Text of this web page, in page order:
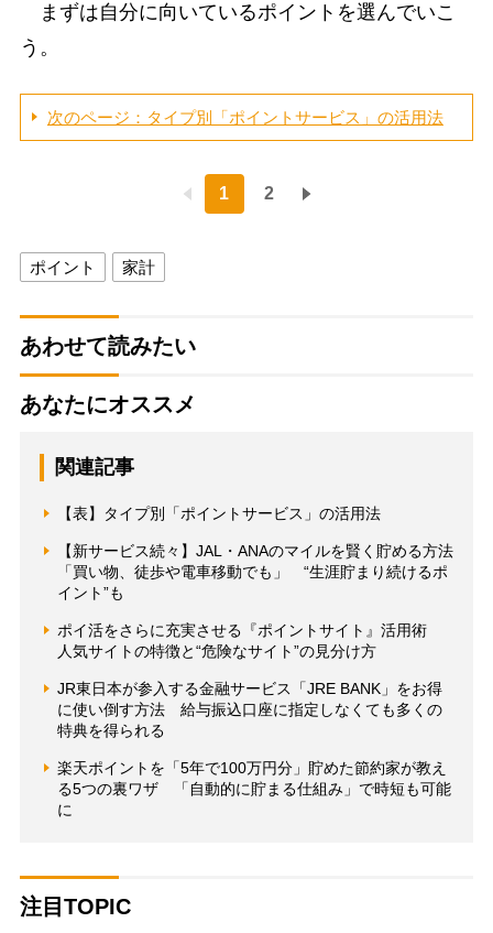
まずは自分に向いているポイントを選んでいこ
う。
次のページ：タイプ別「ポイントサービス」の活用法
1 2
ポイント 家計
あわせて読みたい
あなたにオススメ
関連記事
【表】タイプ別「ポイントサービス」の活用法
【新サービス続々】JAL・ANAのマイルを賢く貯める方法
「買い物、徒歩や電車移動でも」 “生涯貯まり続けるポ
イント”も
ポイ活をさらに充実させる『ポイントサイト』活用術
人気サイトの特徴と“危険なサイト”の見分け方
JR東日本が参入する金融サービス「JRE BANK」をお得
に使い倒す方法 給与振込口座に指定しなくても多くの
特典を得られる
楽天ポイントを「5年で100万円分」貯めた節約家が教え
る5つの裏ワザ 「自動的に貯まる仕組み」で時短も可能
に
注目TOPIC